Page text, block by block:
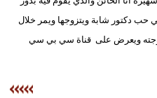
حب دكتور شابة ويتزوجها ويمر خلال
زوجته ويعرض على قناة سي بي سي